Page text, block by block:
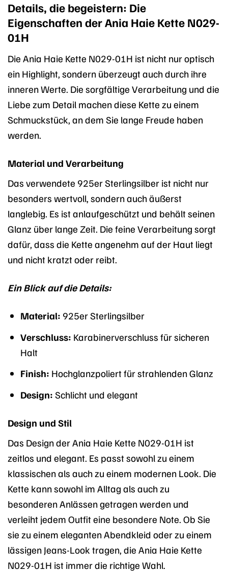
Details, die begeistern: Die
Eigenschaften der Ania Haie Kette N029-
01H
Die Ania Haie Kette N029-01H ist nicht nur optisch
ein Highlight, sondern überzeugt auch durch ihre
inneren Werte. Die sorgfältige Verarbeitung und die
Liebe zum Detail machen diese Kette zu einem
Schmuckstück, an dem Sie lange Freude haben
werden.
Material und Verarbeitung
Das verwendete 925er Sterlingsilber ist nicht nur
besonders wertvoll, sondern auch äußerst
langlebig. Es ist anlaufgeschützt und behält seinen
Glanz über lange Zeit. Die feine Verarbeitung sorgt
dafür, dass die Kette angenehm auf der Haut liegt
und nicht kratzt oder reibt.
Ein Blick auf die Details:
Material: 925er Sterlingsilber
Verschluss: Karabinerverschluss für sicheren
Halt
Finish: Hochglanzpoliert für strahlenden Glanz
Design: Schlicht und elegant
Design und Stil
Das Design der Ania Haie Kette N029-01H ist
zeitlos und elegant. Es passt sowohl zu einem
klassischen als auch zu einem modernen Look. Die
Kette kann sowohl im Alltag als auch zu
besonderen Anlässen getragen werden und
verleiht jedem Outfit eine besondere Note. Ob Sie
sie zu einem eleganten Abendkleid oder zu einem
lässigen Jeans-Look tragen, die Ania Haie Kette
N029-01H ist immer die richtige Wahl.